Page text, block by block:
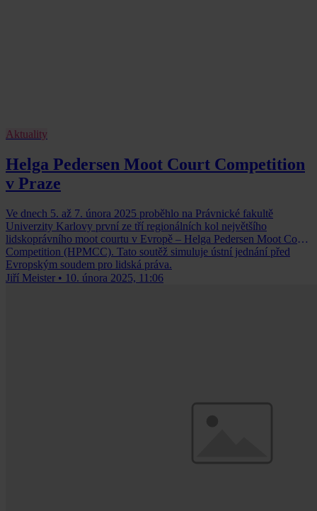
Aktuality
Helga Pedersen Moot Court Competition
v Praze
Ve dnech 5. až 7. února 2025 proběhlo na Právnické fakultě
Univerzity Karlovy první ze tří regionálních kol největšího
lidskoprávního moot courtu v Evropě – Helga Pedersen Moot Court
Competition (HPMCC). Tato soutěž simuluje ústní jednání před
Evropským soudem pro lidská práva.
Jiří Meister • 10. února 2025, 11:06